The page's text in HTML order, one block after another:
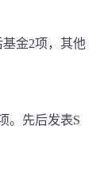
金2项，其他
。先后发表S